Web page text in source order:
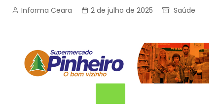
Informa Ceara 2 de julho de 2025 Saúde